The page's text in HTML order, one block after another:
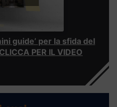
guide’ per la sfida del
PER IL VIDEO